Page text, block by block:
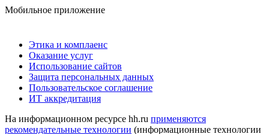
Мобильное приложение
Этика и комплаенс
Оказание услуг
Использование сайтов
Защита персональных данных
Пользовательское соглашение
ИТ аккредитация
На информационном ресурсе hh.ru применяются
рекомендательные технологии (информационные технологии